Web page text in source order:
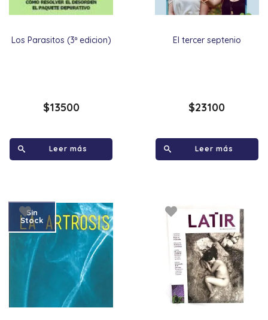
Los Parasitos (3ª edicion)
$13500
Leer más
El tercer septenio
$23100
Leer más
Sin
Stock